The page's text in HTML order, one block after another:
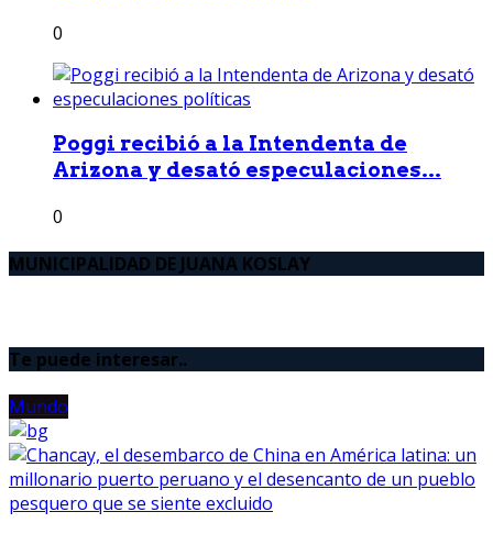
0
Poggi recibió a la Intendenta de
Arizona y desató especulaciones...
0
MUNICIPALIDAD DE JUANA KOSLAY
Te puede interesar..
Mundo